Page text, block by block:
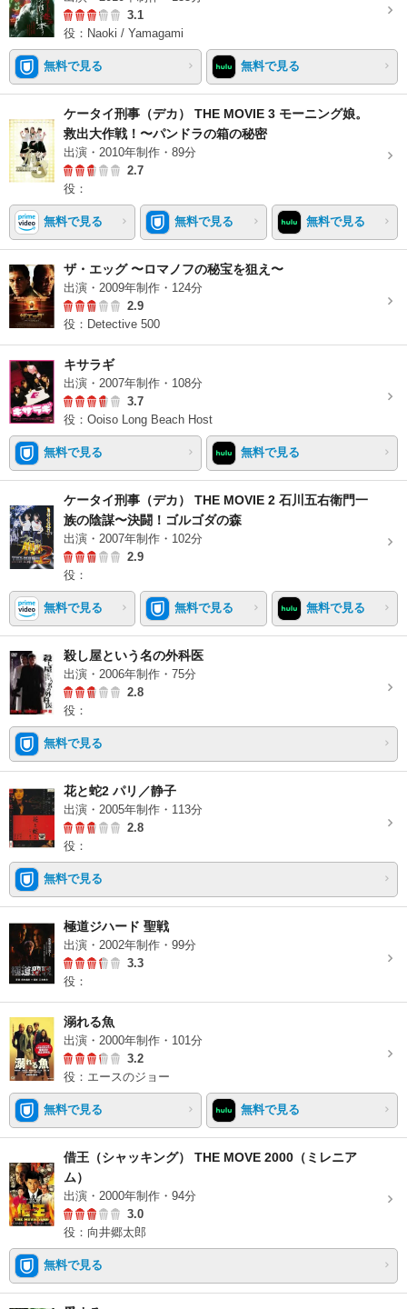
3.1
役：Naoki / Yamagami
無料で見る 無料で見る
ケータイ刑事（デカ） THE MOVIE 3 モーニング娘。
救出大作戦！〜パンドラの箱の秘密
出演・2010年制作・89分
2.7
役：
無料で見る 無料で見る 無料で見る
ザ・エッグ 〜ロマノフの秘宝を狙え〜
出演・2009年制作・124分
2.9
役：Detective 500
キサラギ
出演・2007年制作・108分
3.7
役：Ooiso Long Beach Host
無料で見る 無料で見る
ケータイ刑事（デカ） THE MOVIE 2 石川五右衛門一
族の陰謀〜決闘！ゴルゴダの森
出演・2007年制作・102分
2.9
役：
無料で見る 無料で見る 無料で見る
殺し屋という名の外科医
出演・2006年制作・75分
2.8
役：
無料で見る
花と蛇2 パリ／静子
出演・2005年制作・113分
2.8
役：
無料で見る
極道ジハード 聖戦
出演・2002年制作・99分
3.3
役：
溺れる魚
出演・2000年制作・101分
3.2
役：エースのジョー
無料で見る 無料で見る
借王（シャッキング） THE MOVE 2000（ミレニア
ム）
出演・2000年制作・94分
3.0
役：向井郷太郎
無料で見る